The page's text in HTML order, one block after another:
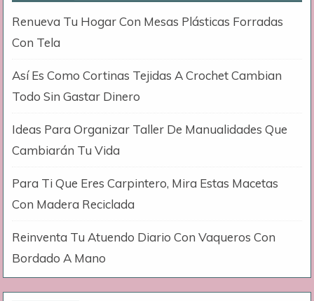
Renueva Tu Hogar Con Mesas Plásticas Forradas
Con Tela
Así Es Como Cortinas Tejidas A Crochet Cambian
Todo Sin Gastar Dinero
Ideas Para Organizar Taller De Manualidades Que
Cambiarán Tu Vida
Para Ti Que Eres Carpintero, Mira Estas Macetas
Con Madera Reciclada
Reinventa Tu Atuendo Diario Con Vaqueros Con
Bordado A Mano